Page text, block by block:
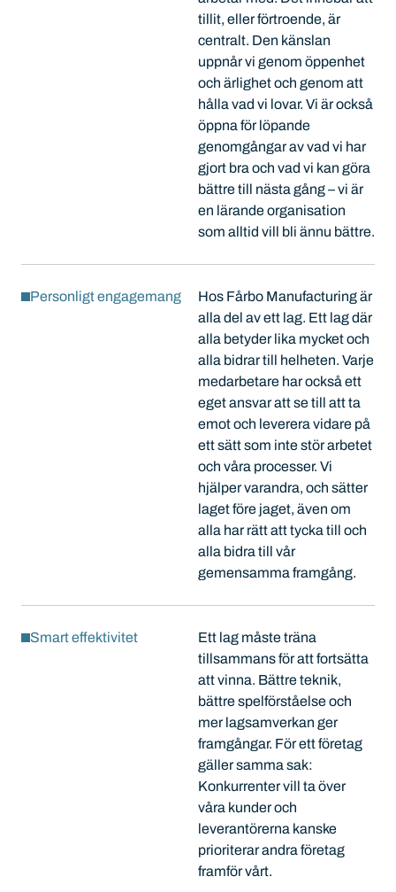
tillit, eller förtroende, är
centralt. Den känslan
uppnår vi genom öppenhet
och ärlighet och genom att
hålla vad vi lovar. Vi är också
öppna för löpande
genomgångar av vad vi har
gjort bra och vad vi kan göra
bättre till nästa gång – vi är
en lärande organisation
som alltid vill bli ännu bättre.
Personligt engagemang
Hos Fårbo Manufacturing är
alla del av ett lag. Ett lag där
alla betyder lika mycket och
alla bidrar till helheten. Varje
medarbetare har också ett
eget ansvar att se till att ta
emot och leverera vidare på
ett sätt som inte stör arbetet
och våra processer. Vi
hjälper varandra, och sätter
laget före jaget, även om
alla har rätt att tycka till och
alla bidra till vår
gemensamma framgång.
Smart effektivitet
Ett lag måste träna
tillsammans för att fortsätta
att vinna. Bättre teknik,
bättre spelförståelse och
mer lagsamverkan ger
framgångar. För ett företag
gäller samma sak:
Konkurrenter vill ta över
våra kunder och
leverantörerna kanske
prioriterar andra företag
framför vårt.